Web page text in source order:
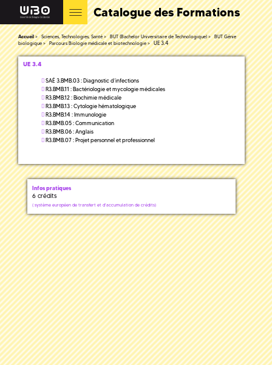
Catalogue des Formations
Accueil Sciences, Technologies, Santé BUT (Bachelor Universitaire de Technologique)
BUT Génie
biologique
Parcours Biologie médicale et biotechnologie UE 3.4
UE 3.4
SAÉ 3.BMB.03 : Diagnostic d’infections
R3.BMB.11 : Bactériologie et mycologie médicales
R3.BMB.12 : Biochimie médicale
R3.BMB.13 : Cytologie hématologique
R3.BMB.14 : Immunologie
R3.BMB.05 : Communication
R3.BMB.06 : Anglais
R3.BMB.07 : Projet personnel et professionnel
Infos pratiques
6 crédits
( système européen de transfert et d'accumulation de crédits)